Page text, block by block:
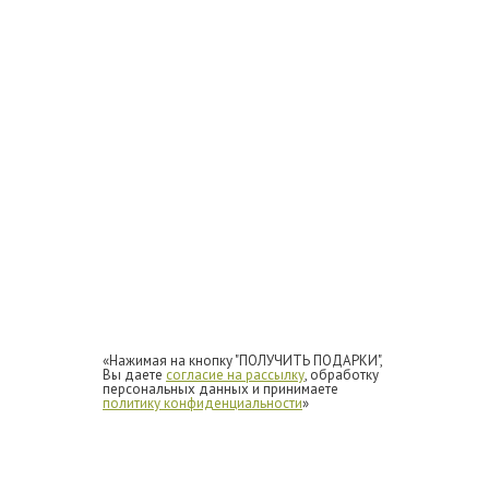
«Нажимая на кнопку "ПОЛУЧИТЬ ПОДАРКИ",
Вы даете согласие на рассылку, обработку
персональных данных и принимаете
политику конфиденциальности»